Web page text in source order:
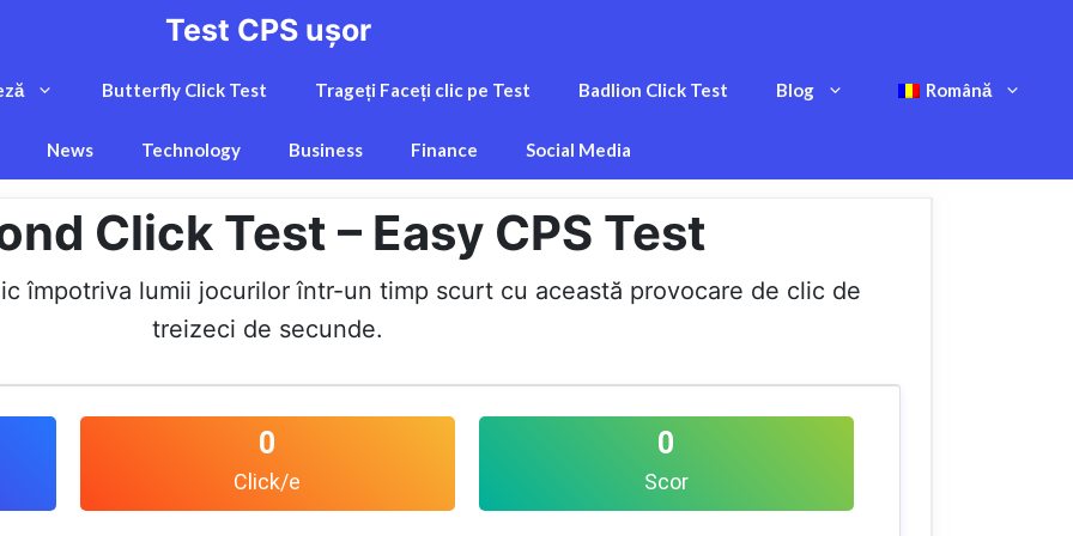
Test CPS ușor
Butterfly Click Test Trageți Faceți clic pe Test Badlion Click Test Blog Română
News Technology Business Finance Social Media
Click Test – Easy CPS Test
împotriva lumii jocurilor într-un timp scurt cu această provocare de clic de
treizeci de secunde.
0
Click/e
0
Scor